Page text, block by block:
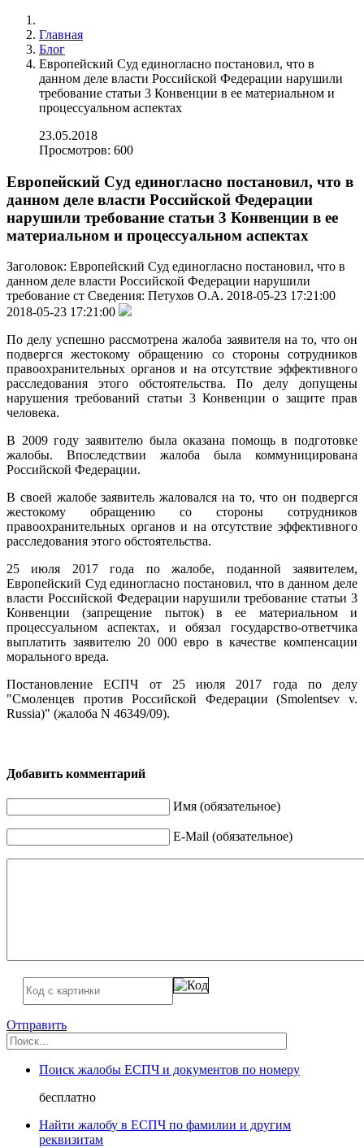
Главная
Блог
Европейский Суд единогласно постановил, что в
данном деле власти Российской Федерации нарушили
требование статьи 3 Конвенции в ее материальном и
процессуальном аспектах
23.05.2018
Просмотров: 600
Европейский Суд единогласно постановил, что в
данном деле власти Российской Федерации
нарушили требование статьи 3 Конвенции в ее
материальном и процессуальном аспектах
Заголовок: Европейский Суд единогласно постановил, что в
данном деле власти Российской Федерации нарушили
требование ст Сведения: Петухов О.А. 2018-05-23 17:21:00
2018-05-23 17:21:00
По делу успешно рассмотрена жалоба заявителя на то, что он
подвергся жестокому обращению со стороны сотрудников
правоохранительных органов и на отсутствие эффективного
расследования этого обстоятельства. По делу допущены
нарушения требований статьи 3 Конвенции о защите прав
человека.
В 2009 году заявителю была оказана помощь в подготовке
жалобы. Впоследствии жалоба была коммуницирована
Российской Федерации.
В своей жалобе заявитель жаловался на то, что он подвергся
жестокому обращению со стороны сотрудников
правоохранительных органов и на отсутствие эффективного
расследования этого обстоятельства.
25 июля 2017 года по жалобе, поданной заявителем,
Европейский Суд единогласно постановил, что в данном деле
власти Российской Федерации нарушили требование статьи 3
Конвенции (запрещение пыток) в ее материальном и
процессуальном аспектах, и обязал государство-ответчика
выплатить заявителю 20 000 евро в качестве компенсации
морального вреда.
Постановление ЕСПЧ от 25 июля 2017 года по делу
"Смоленцев против Российской Федерации (Smolentsev v.
Russia)" (жалоба N 46349/09).
Добавить комментарий
Имя (обязательное)
E-Mail (обязательное)
Отправить
Поиск жалобы ЕСПЧ и документов по номеру
бесплатно
Найти жалобу в ЕСПЧ по фамилии и другим
реквизитам